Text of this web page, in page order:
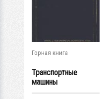
Горная книга
Транспортные
машины